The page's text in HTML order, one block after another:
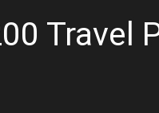
Travel